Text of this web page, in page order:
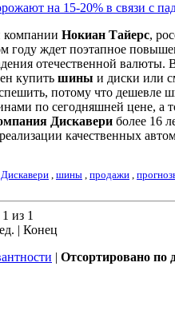
на 15-20% в связи с
компании Нокиан Тайерс,
году ждет поэтапное
отечественной
купить шины и диски или
потому что дешевле
по сегодняшней цене, а
Дискавери более 16
качественных
, шины , продажи ,
из 1
| Конец
| Отсортировано по